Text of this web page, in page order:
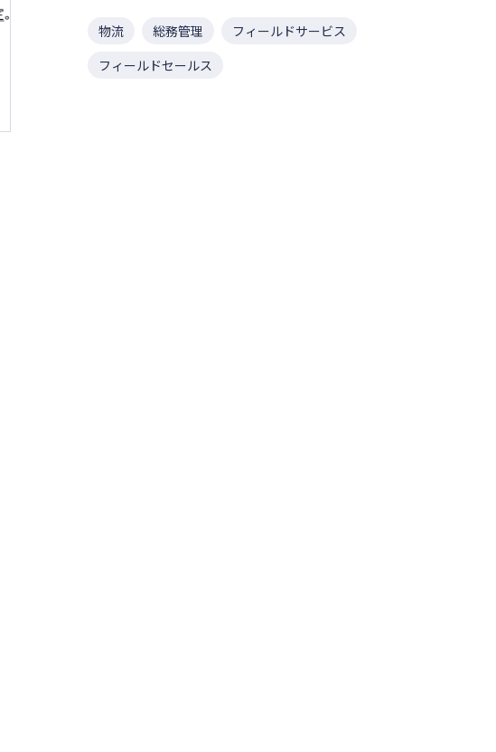
物流 総務管理
フィールドサービス
フィールドセールス